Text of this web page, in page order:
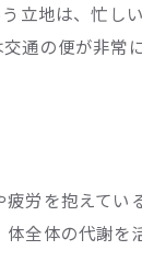
立地は、忙し
通の便が非常
労を抱えてい
全体の代謝を